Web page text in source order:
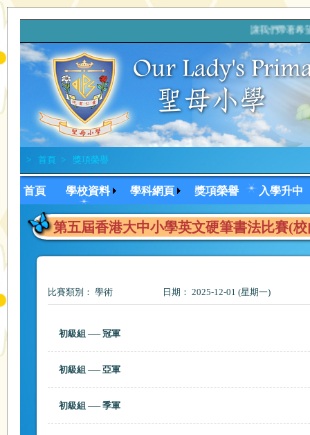
讓我們帶著希
> 首頁 > 獎項榮譽
首頁 學校資料 學科網頁 獎項榮譽 入學升中
第五屆香港大中小學英文硬筆書法比賽(
比賽類別： 學術 日期： 2025-12-01 (星期一)
初級組 ── 冠軍
初級組 ── 亞軍
初級組 ── 季軍